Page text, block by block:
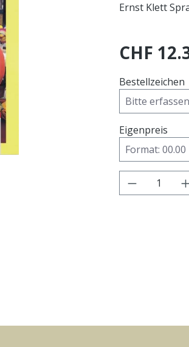
Ernst Klett
CHF
Bestellzeichen
Eigenpreis
Produkt